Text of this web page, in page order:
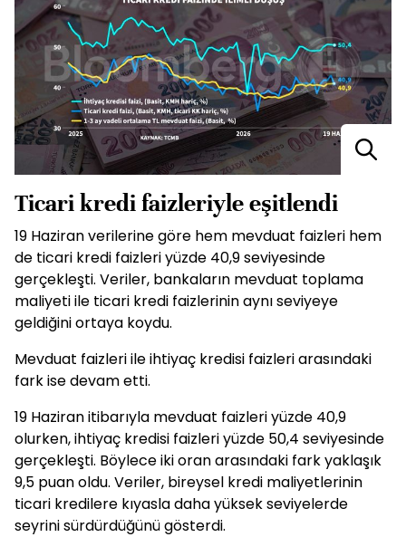
Ticari kredi faizleriyle eşitlendi
19 Haziran verilerine göre hem mevduat faizleri hem
de ticari kredi faizleri yüzde 40,9 seviyesinde
gerçekleşti. Veriler, bankaların mevduat toplama
maliyeti ile ticari kredi faizlerinin aynı seviyeye
geldiğini ortaya koydu.
Mevduat faizleri ile ihtiyaç kredisi faizleri arasındaki
fark ise devam etti.
19 Haziran itibarıyla mevduat faizleri yüzde 40,9
olurken, ihtiyaç kredisi faizleri yüzde 50,4 seviyesinde
gerçekleşti. Böylece iki oran arasındaki fark yaklaşık
9,5 puan oldu. Veriler, bireysel kredi maliyetlerinin
ticari kredilere kıyasla daha yüksek seviyelerde
seyrini sürdürdüğünü gösterdi.